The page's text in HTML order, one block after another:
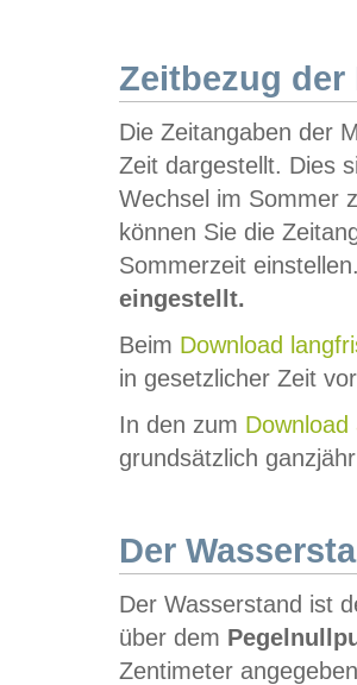
Zeitbezug der
Die Zeitangaben der
Zeit dargestellt. Dies
Wechsel im Sommer
können Sie die
Sommerzeit
eingestellt.
Beim Download
in gesetzlicher Zeit
In den zum Download
grundsätzlich
Der
Der Wasserstand ist
über dem
Zentimeter